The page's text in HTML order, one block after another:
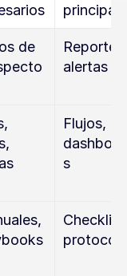
principal
de
Reportes,
alertas
Flujos,
s